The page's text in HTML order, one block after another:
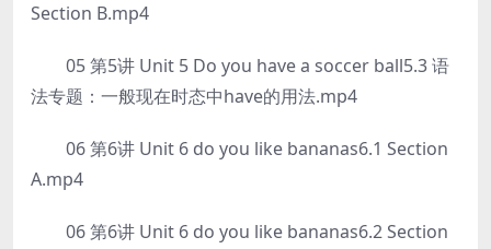
Section B.mp4
05 第5讲 Unit 5 Do you have a soccer ball5.3 语
法专题：一般现在时态中have的用法.mp4
06 第6讲 Unit 6 do you like bananas6.1 Section
A.mp4
06 第6讲 Unit 6 do you like bananas6.2 Section